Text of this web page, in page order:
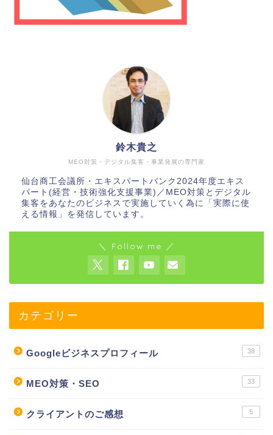
MEO対策・デジタル集客・事業発展の専門家
鈴木貴之
仙台商工会議所・エキスパートバンク2024年度エキス
パート(経営・技術強化支援事業)／MEO対策とデジタル
集客をあなたのビジネスで実施していく為に「実際に使
える情報」を発信しています。
＼ Follow me ／
カテゴリー
Googleビジネスプロフィール 38
MEO対策・SEO 33
クライアントのご感想 5